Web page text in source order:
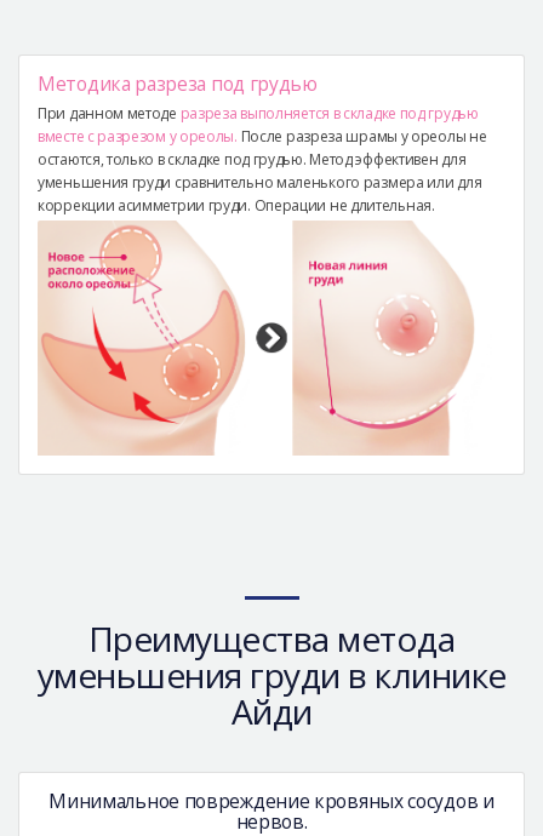
Методика разреза под грудью
При данном методе разреза выполняется в складке под грудью
вместе с разрезом у ореолы. После разреза шрамы у ореолы не
остаются, только в складке под грудью. Метод эффективен для
уменьшения груди сравнительно маленького размера или для
коррекции асимметрии груди. Операции не длительная.
Преимущества метода
уменьшения груди в клинике
Айди
Минимальное повреждение кровяных сосудов и
нервов.